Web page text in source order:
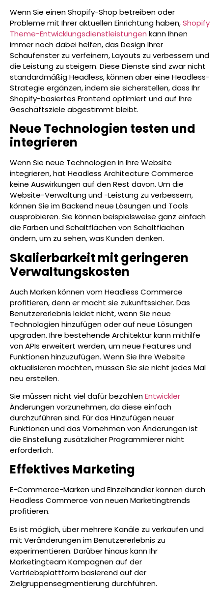
Wenn Sie einen Shopify-Shop betreiben oder
Probleme mit Ihrer aktuellen Einrichtung haben,Shopify
Theme-Entwicklungsdienstleistungen kann Ihnen
immer noch dabei helfen, das Design Ihrer
Schaufenster zu verfeinern, Layouts zu verbessern und
die Leistung zu steigern. Diese Dienste sind zwar nicht
standardmäßig Headless, können aber eine Headless-
Strategie ergänzen, indem sie sicherstellen, dass Ihr
Shopify-basiertes Frontend optimiert und auf Ihre
Geschäftsziele abgestimmt bleibt.
Neue Technologien testen und
integrieren
Wenn Sie neue Technologien in Ihre Website
integrieren, hat Headless Architecture Commerce
keine Auswirkungen auf den Rest davon. Um die
Website-Verwaltung und -Leistung zu verbessern,
können Sie im Backend neue Lösungen und Tools
ausprobieren. Sie können beispielsweise ganz einfach
die Farben und Schaltflächen von Schaltflächen
ändern, um zu sehen, was Kunden denken.
Skalierbarkeit mit geringeren
Verwaltungskosten
Auch Marken können vom Headless Commerce
profitieren, denn er macht sie zukunftssicher. Das
Benutzererlebnis leidet nicht, wenn Sie neue
Technologien hinzufügen oder auf neue Lösungen
upgraden. Ihre bestehende Architektur kann mithilfe
von APIs erweitert werden, um neue Features und
Funktionen hinzuzufügen. Wenn Sie Ihre Website
aktualisieren möchten, müssen Sie sie nicht jedes Mal
neu erstellen.
Sie müssen nicht viel dafür bezahlenEntwickler
Änderungen vorzunehmen, da diese einfach
durchzuführen sind. Für das Hinzufügen neuer
Funktionen und das Vornehmen von Änderungen ist
die Einstellung zusätzlicher Programmierer nicht
erforderlich.
Effektives Marketing
E-Commerce-Marken und Einzelhändler können durch
Headless Commerce von neuen Marketingtrends
profitieren.
Es ist möglich, über mehrere Kanäle zu verkaufen und
mit Veränderungen im Benutzererlebnis zu
experimentieren. Darüber hinaus kann Ihr
Marketingteam Kampagnen auf der
Vertriebsplattform basierend auf der
Zielgruppensegmentierung durchführen.